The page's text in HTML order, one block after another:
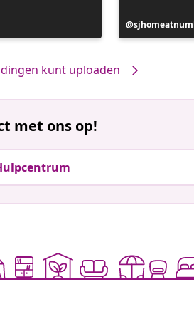
Bericht
gepubliceerd
kunt uploaden
met ons op!